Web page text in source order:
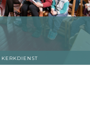
KERKDIENST